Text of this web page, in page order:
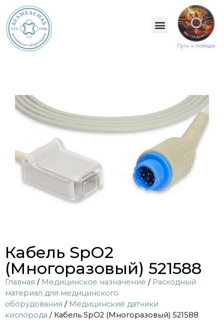
Путь к победе
Кабель SpO2
(Многоразовый) 521588
Главная / Медицинское назначение / Расходный
материал для медицинского
оборудования / Медицинские датчики
кислорода / Кабель SpO2 (Многоразовый) 521588